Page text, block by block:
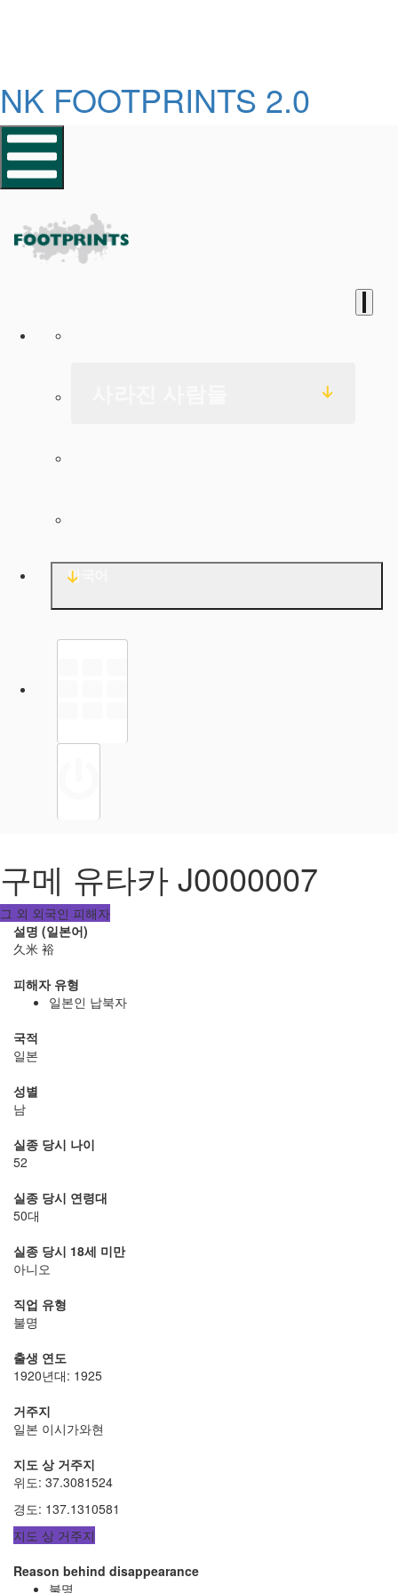
NK FOOTPRINTS 2.0
한국어
구메 유타카 J0000007
그 외 외국인 피해자
설명 (일본어)
久米 裕
피해자 유형
일본인 납북자
국적
일본
성별
남
실종 당시 나이
52
실종 당시 연령대
50대
실종 당시 18세 미만
아니오
직업 유형
불명
출생 연도
1920년대: 1925
거주지
일본 이시가와현
지도 상 거주지
위도: 37.3081524
경도: 137.1310581
지도 상 거주지
Reason behind disappearance
불명